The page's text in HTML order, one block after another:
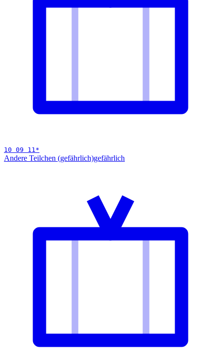
10 09 11*
Andere Teilchen (gefährlich)gefährlich